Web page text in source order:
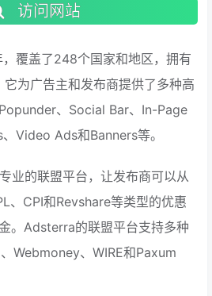
访问网站
覆盖了248个国家和地区，拥有
为广告主和发布商提供了多种高
、Social Bar、In-Page
Video Ads和Banners等。
业的联盟平台，让发布商可以从
、CPI和Revshare等类型的优惠
。Adsterra的联盟平台支持多种
Webmoney、WIRE和Paxum